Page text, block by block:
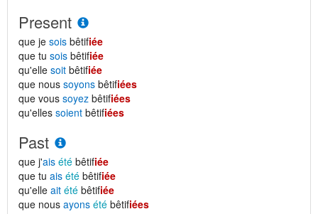
Present
que je sois bêtifiée
que tu sois bêtifiée
qu'elle soit bêtifiée
que nous soyons bêtifiées
que vous soyez bêtifiées
qu'elles soient bêtifiées
Past
que j'ais été bêtifiée
que tu ais été bêtifiée
qu'elle ait été bêtifiée
que nous ayons été bêtifiées